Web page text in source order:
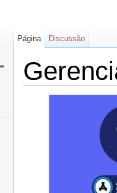
Página Discussão